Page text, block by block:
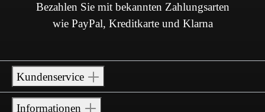
Bezahlen Sie mit bekannten Zahlungsarten
wie PayPal, Kreditkarte und Klarna
Kundenservice
Informationen